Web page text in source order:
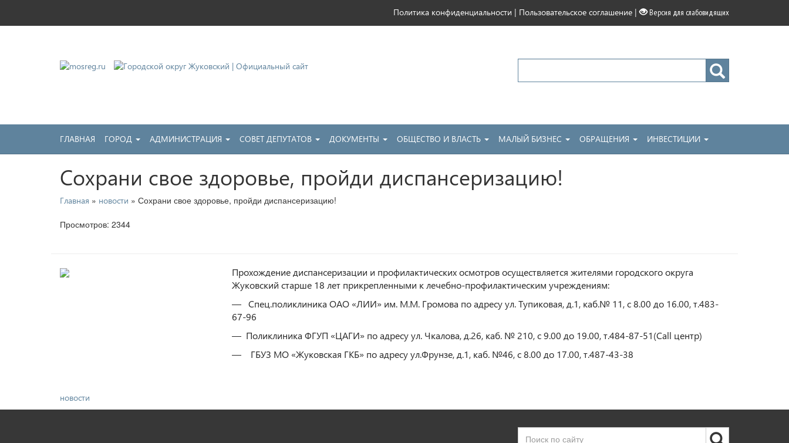
Политика конфиденциальности | Пользовательское соглашение | Версия для слабовидящих
ГЛАВНАЯ ГОРОД АДМИНИСТРАЦИЯ СОВЕТ ДЕПУТАТОВ ДОКУМЕНТЫ ОБЩЕСТВО И ВЛАСТЬ МАЛЫЙ БИЗНЕС ОБРАЩЕНИЯ ИНВЕСТИЦИИ
Сохрани свое здоровье, пройди диспансеризацию!
Главная » новости » Сохрани свое здоровье, пройди диспансеризацию!
Просмотров: 2344
Прохождение диспансеризации и профилактических осмотров осуществляется жителями городского округа
Жуковский старше 18 лет прикрепленными к лечебно-профилактическим учреждениям:
— Спец.поликлиника ОАО «ЛИИ» им. М.М. Громова по адресу ул. Тупиковая, д.1, каб.№ 11, с 8.00 до 16.00, т.483-
67-96
— Поликлиника ФГУП «ЦАГИ» по адресу ул. Чкалова, д.26, каб. № 210, с 9.00 до 19.00, т.484-87-51(Call центр)
— ГБУЗ МО «Жуковская ГКБ» по адресу ул.Фрунзе, д.1, каб. №46, с 8.00 до 17.00, т.487-43-38
новости